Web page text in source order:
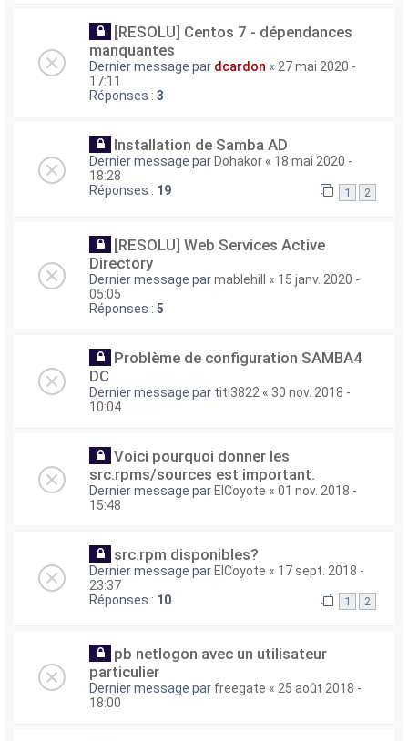
[RESOLU] Centos 7 - dépendances
manquantes
Dernier message par dcardon « 27 mai 2020 -
17:11
Réponses : 3
Installation de Samba AD
Dernier message par Dohakor « 18 mai 2020 -
18:28
Réponses : 19 1 2
[RESOLU] Web Services Active
Directory
Dernier message parmablehill « 15 janv. 2020 -
05:05
Réponses : 5
Problème de configuration SAMBA4
DC
Dernier message par titi3822 « 30 nov. 2018 -
10:04
Voici pourquoi donner les
src.rpms/sources est important.
Dernier message parElCoyote « 01 nov. 2018 -
15:48
src.rpm disponibles?
Dernier message parElCoyote « 17 sept. 2018 -
23:37
Réponses : 10 1 2
pb netlogon avec un utilisateur
particulier
Dernier message par freegate « 25 août 2018 -
18:00